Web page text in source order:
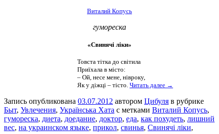
Виталий Копусь
гумореска
«Свинячі ліки»
Товста тітка до світила
Приїхала в місто:
– Ой, несе мене, нівроку,
Як у діжці – тісто. Читать далее →
Запись опубликована 03.07.2012 автором Цибуля в рубрике
Быт, Увлечения, Українська Хата с метками Виталий Копусь,
гумореска, диета, доедание, доктор, еда, как похудеть, лишний
вес, на украинском языке, прикол, свинья, Свинячі ліки,